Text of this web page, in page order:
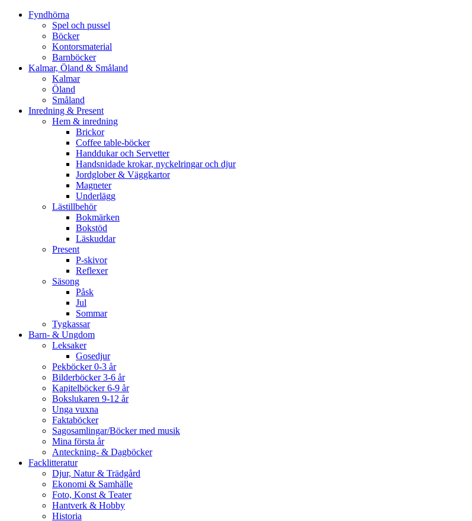
Fyndhörna
Spel och pussel
Böcker
Kontorsmaterial
Barnböcker
Kalmar, Öland & Småland
Kalmar
Öland
Småland
Inredning & Present
Hem & inredning
Brickor
Coffee table-böcker
Handdukar och Servetter
Handsnidade krokar, nyckelringar och djur
Jordglober & Väggkartor
Magneter
Underlägg
Lästillbehör
Bokmärken
Bokstöd
Läskuddar
Present
P-skivor
Reflexer
Säsong
Påsk
Jul
Sommar
Tygkassar
Barn- & Ungdom
Leksaker
Gosedjur
Pekböcker 0-3 år
Bilderböcker 3-6 år
Kapitelböcker 6-9 år
Bokslukaren 9-12 år
Unga vuxna
Faktaböcker
Sagosamlingar/Böcker med musik
Mina första år
Anteckning- & Dagböcker
Facklitteratur
Djur, Natur & Trädgård
Ekonomi & Samhälle
Foto, Konst & Teater
Hantverk & Hobby
Historia